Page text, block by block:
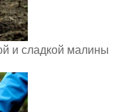
и сладкой малины